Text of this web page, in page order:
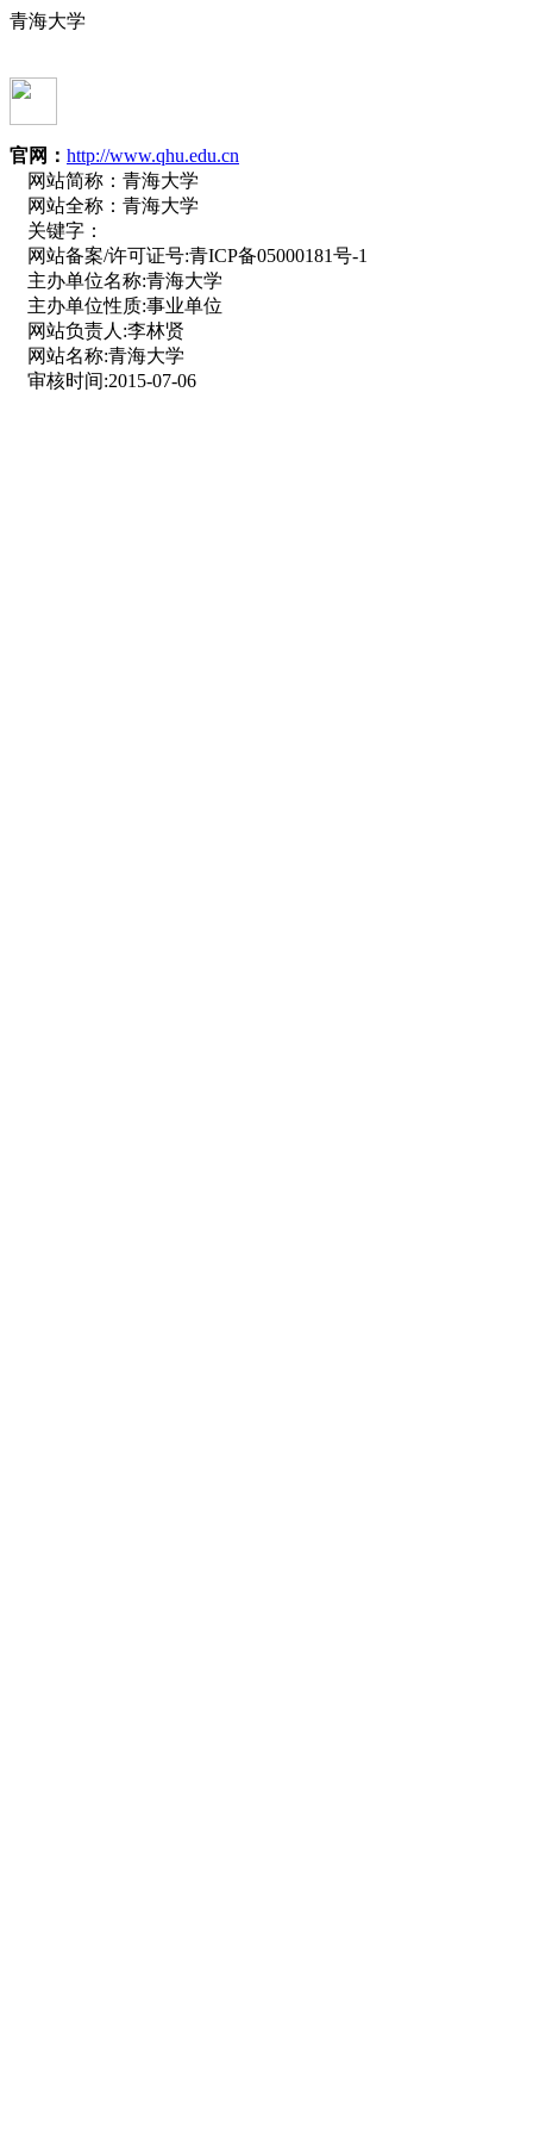
青海大学
官网： http://www.qhu.edu.cn
网站简称： 青海大学
网站全称： 青海大学
关键字：
网站备案/许可证号:青ICP备05000181号-1
主办单位名称:青海大学
主办单位性质:事业单位
网站负责人:李林贤
网站名称:青海大学
审核时间:2015-07-06